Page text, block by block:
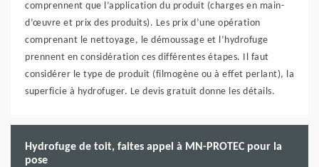
comprennent que l’application du produit (charges en main-
d’œuvre et prix des produits). Les prix d’une opération
comprenant le nettoyage, le démoussage et l’hydrofuge
prennent en considération ces différentes étapes. Il faut
considérer le type de produit (filmogène ou à effet perlant), la
superficie à hydrofuger. Le devis gratuit donne les détails.
Hydrofuge de toit, faites appel à MN-PROTEC pour la
pose